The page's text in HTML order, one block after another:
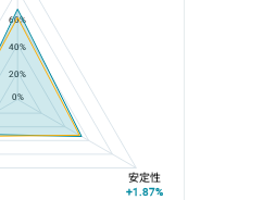
60%
40%
20%
0%
安定性
+1.87%